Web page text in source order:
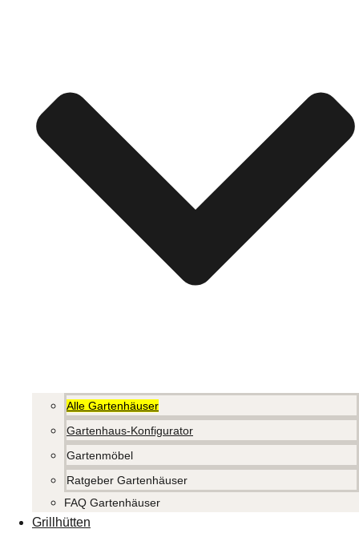
Alle Gartenhäuser
Gartenhaus-Konfigurator
Gartenmöbel
Ratgeber Gartenhäuser
FAQ Gartenhäuser
Grillhütten